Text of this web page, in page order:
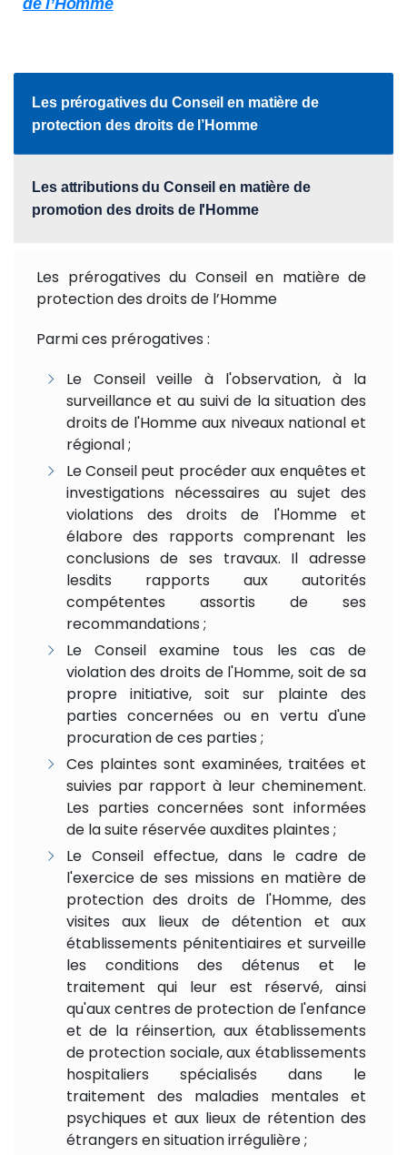
de l’Homme
Les prérogatives du Conseil en matière de
protection des droits de l’Homme
Les attributions du Conseil en matière de
promotion des droits de l'Homme
Les prérogatives du Conseil en matière de
protection des droits de l’Homme
Parmi ces prérogatives :
Le Conseil veille à l'observation, à la
surveillance et au suivi de la situation des
droits de l'Homme aux niveaux national et
régional ;
Le Conseil peut procéder aux enquêtes et
investigations nécessaires au sujet des
violations des droits de l'Homme et
élabore des rapports comprenant les
conclusions de ses travaux. Il adresse
lesdits rapports aux autorités
compétentes assortis de ses
recommandations ;
Le Conseil examine tous les cas de
violation des droits de l'Homme, soit de sa
propre initiative, soit sur plainte des
parties concernées ou en vertu d'une
procuration de ces parties ;
Ces plaintes sont examinées, traitées et
suivies par rapport à leur cheminement.
Les parties concernées sont informées
de la suite réservée auxdites plaintes ;
Le Conseil effectue, dans le cadre de
l'exercice de ses missions en matière de
protection des droits de l'Homme, des
visites aux lieux de détention et aux
établissements pénitentiaires et surveille
les conditions des détenus et le
traitement qui leur est réservé, ainsi
qu'aux centres de protection de l'enfance
et de la réinsertion, aux établissements
de protection sociale, aux établissements
hospitaliers spécialisés dans le
traitement des maladies mentales et
psychiques et aux lieux de rétention des
étrangers en situation irrégulière ;